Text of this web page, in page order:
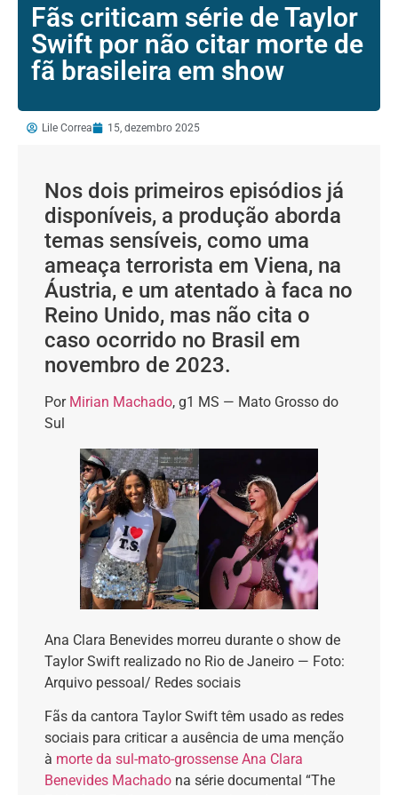
Fãs criticam série de Taylor
Swift por não citar morte de
fã brasileira em show
Lile Correa 15, dezembro 2025
Nos dois primeiros episódios já
disponíveis, a produção aborda
temas sensíveis, como uma
ameaça terrorista em Viena, na
Áustria, e um atentado à faca no
Reino Unido, mas não cita o
caso ocorrido no Brasil em
novembro de 2023.
Por Mirian Machado, g1 MS — Mato Grosso do
Sul
Ana Clara Benevides morreu durante o show de
Taylor Swift realizado no Rio de Janeiro — Foto:
Arquivo pessoal/ Redes sociais
Fãs da cantora Taylor Swift têm usado as redes
sociais para criticar a ausência de uma menção
à morte da sul-mato-grossense Ana Clara
Benevides Machado na série documental “The